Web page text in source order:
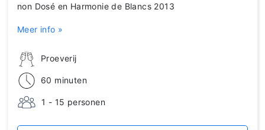
Proeverij
60 minuten
1 - 15 personen
non Dosé en Harmonie de Blancs 2013
Meer info »